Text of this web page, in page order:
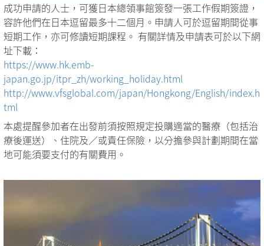
成功申請的人士，可獲日本總領事館簽發一張工作假期簽證，
容許他們在日本逗留最多十二個月。申請人可於逗留期間從事
短期工作，亦可修讀短期課程。 有關詳情及申請表可於以下網
址下載：
https://www.hk.emb-
japan.go.jp/itpr_zh/working_holiday.html
http://www.vfsglobal.com/japan/Hongkong/English/index.h
tml
本處提醒參加者在出發前須按照規定投購適當的醫療（包括治
療後運送）、住院及／或責任保險，以分擔參與計劃期間在當
地可能須要支付的有關費用。